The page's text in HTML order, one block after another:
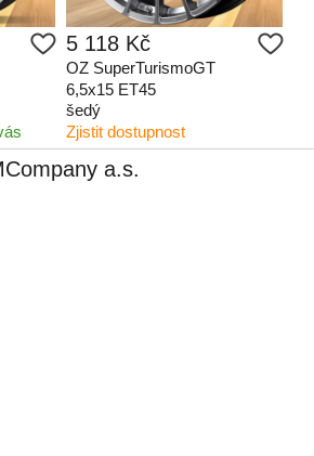
5 118 Kč
OZ SuperTurismoGT
6,5x15 ET45
šedý
Zjistit dostupnost
a.s.